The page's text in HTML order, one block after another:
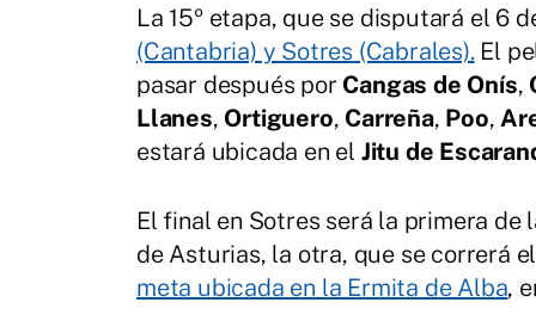
La 15º etapa, que se disputará el 6
(Cantabria) y Sotres (Cabrales). El
pasar después por Cangas de Onís,
Llanes, Ortiguero, Carreña, Poo,
estará ubicada en el Jitu de
El final en Sotres será la primera de
de Asturias, la otra, que se correrá
meta ubicada en la Ermita de Alba,